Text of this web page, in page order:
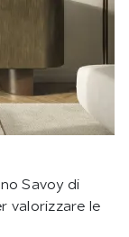
Savoy di
valorizzare le